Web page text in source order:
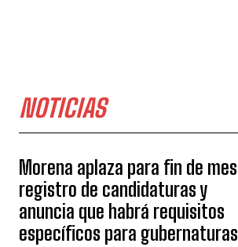
NOTICIAS
Morena aplaza para fin de mes
registro de candidaturas y
anuncia que habrá requisitos
específicos para gubernaturas